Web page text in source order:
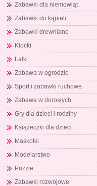
Zabawki dla niemowląt
Zabawki do kąpieli
Zabawki drewniane
Klocki
Lalki
Zabawa w ogrodzie
Sport i zabawki ruchowe
Zabawa w dorosłych
Gry dla dzieci i rodziny
Książeczki dla dzieci
Maskotki
Modelarstwo
Puzzle
Zabawki rozwojowe